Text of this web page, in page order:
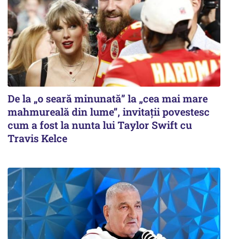
De la „o seară minunată” la „cea mai mare
mahmureală din lume”, invitații povestesc
cum a fost la nunta lui Taylor Swift cu
Travis Kelce